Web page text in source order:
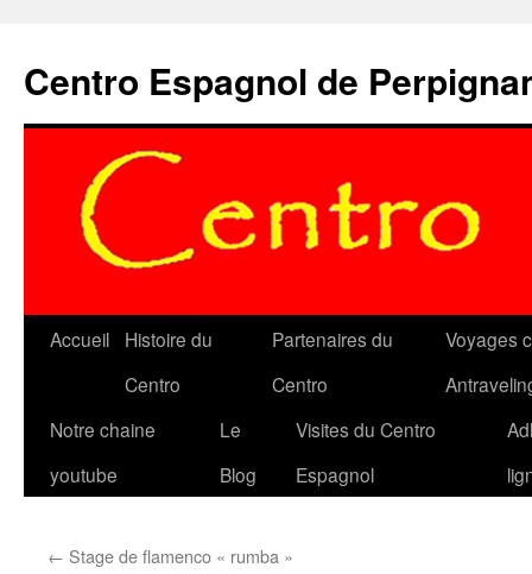
contenu
Centro Espagnol de
Accueil
Histoire du
Centro
Partenaires du
Centro
Voyages
Notre chaine
youtube
Le
Blog
Visites du Centro
Espagnol
← Stage de flamenco « rumba »